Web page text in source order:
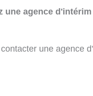
une agence
une agence